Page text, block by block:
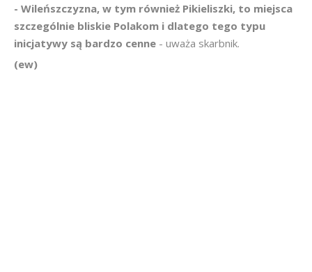
- Wileńszczyzna, w tym również Pikieliszki, to miejsca
szczególnie bliskie Polakom i dlatego tego typu
inicjatywy są bardzo cenne - uważa skarbnik.
(ew)